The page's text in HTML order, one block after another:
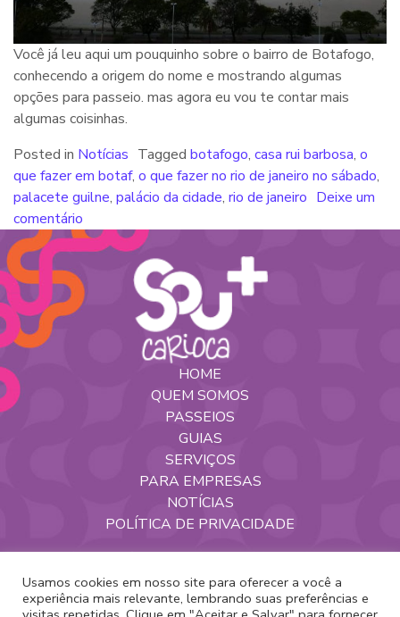
Você já leu aqui um pouquinho sobre o bairro de Botafogo,
conhecendo a origem do nome e mostrando algumas
opções para passeio. mas agora eu vou te contar mais
algumas coisinhas.
Posted in Notícias Tagged botafogo, casa rui barbosa, o
que fazer em botaf, o que fazer no rio de janeiro no sábado,
palacete guilne, palácio da cidade, rio de janeiro Deixe um
comentário
HOME
QUEM SOMOS
PASSEIOS
GUIAS
SERVIÇOS
PARA EMPRESAS
NOTÍCIAS
POLÍTICA DE PRIVACIDADE
Nossas Redes
Usamos cookies em nosso site para oferecer a você a
experiência mais relevante, lembrando suas preferências e